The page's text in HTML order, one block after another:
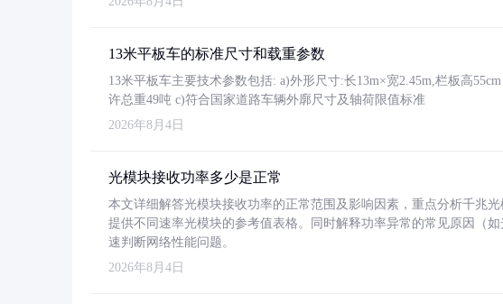
13米平板车的标准尺寸和载重参数
13米平板车主要技术参数包括: a)外形尺寸:长13m×宽2.45m,栏板高
许总重49吨 c)符合国家道路车辆外廓尺寸及轴荷限值标准
2026年8月4日
光模块接收功率多少是正常
本文详细解答光模块接收功率的正常范围及影响因素，重点分析千兆
提供不同速率光模块的参考值表格。同时解释功率异常的常见原因（
速判断网络性能问题。
2026年8月4日